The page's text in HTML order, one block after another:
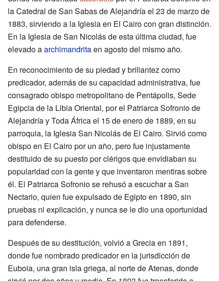
la Catedral de San Sabas de Alejandría el 23 de marzo de
1883, sirviendo a la Iglesia en El Cairo con gran distinción.
En la Iglesia de San Nicolás de esta última ciudad, fue
elevado aarchimandritaen agosto del mismo año.
En reconocimiento de su piedad y brillantez como
predicador, además de su capacidad administrativa, fue
consagrado obispo metropolitano de Pentápolis, Sede
Egipcia de la Libia Oriental, por el Patriarca Sofronio de
Alejandría y Toda África el 15 de enero de 1889, en su
parroquia, la Iglesia San Nicolás de El Cairo. Sirvió como
obispo en El Cairo por un año, pero fue injustamente
destituido de su puesto por clérigos que envidiaban su
popularidad con la gente y que inventaron mentiras sobre
él. El Patriarca Sofronio se rehusó a escuchar a San
Nectario, quien fue expulsado de Egipto en 1890, sin
pruebas ni explicación, y nunca se le dio una oportunidad
para defenderse.
Después de su destitución, volvió a Grecia en 1891,
donde fue nombrado predicador en la jurisdicción de
Euboia, una gran isla griega, al norte de Atenas, donde